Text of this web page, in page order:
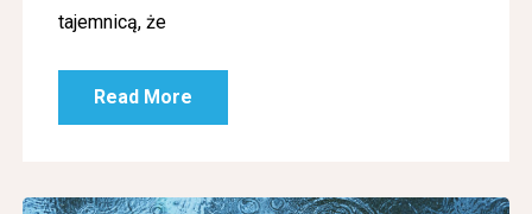
tajemnicą, że
Read More